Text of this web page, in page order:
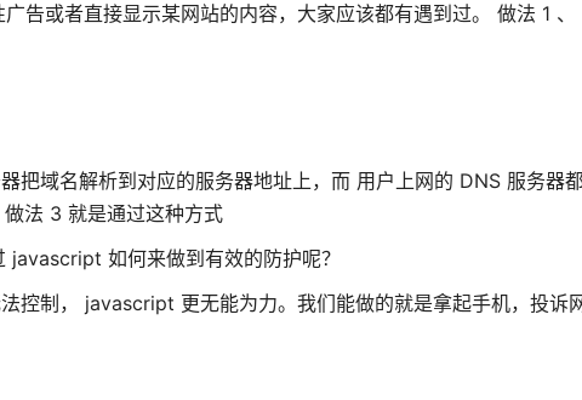
告或者直接显示某网站的内容，大家应该都有遇到过。 做法 1
把域名解析到对应的服务器地址上，而 用户上网的 DNS 服务器
法 3 就是通过这种方式
如何来做到有效的防护呢？
控制， javascript 更无能为力。我们能做的就是拿起手机，投诉